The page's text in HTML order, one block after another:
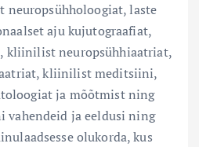
laste
aju kujutograafiat,
neuropsühhiaatriat,
kliinilist meditsiini,
ja mõõtmist ning
vahendeid ja eeldusi ning
olukorda, kus